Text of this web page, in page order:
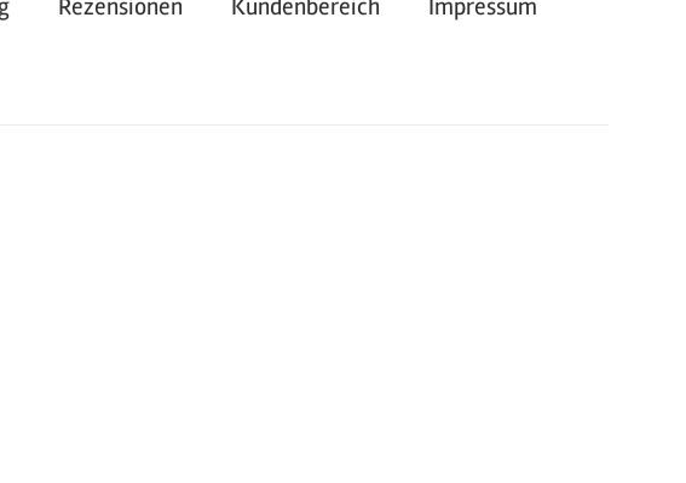
Rezensionen Kundenbereich Impressum